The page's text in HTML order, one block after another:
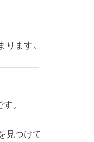
ます。
。
見つけて